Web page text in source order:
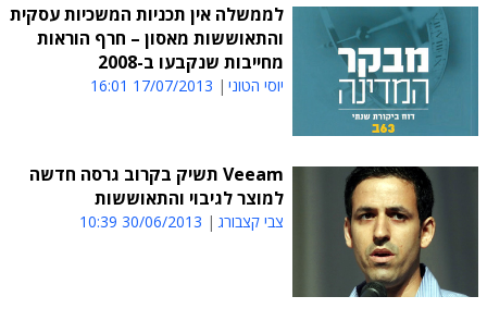
לממשלה אין תכניות המשכיות עסקית
והתאוששות מאסון – חרף הוראות
מחייבות שנקבעו ב-2008
יוסי הטוני 17/07/2013 16:01
Veeam תשיק בקרוב גרסה חדשה
למוצר לגיבוי והתאוששות
צבי קצבורג 30/06/2013 10:39